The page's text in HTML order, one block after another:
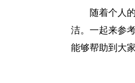
随着个人
洁。一起来参
能够帮助到大家